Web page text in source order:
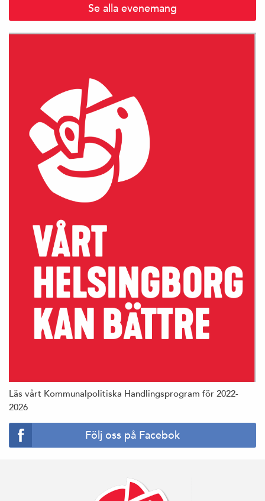
Se alla evenemang
Läs vårt Kommunalpolitiska Handlingsprogram för 2022-
2026
Följ oss på Facebok